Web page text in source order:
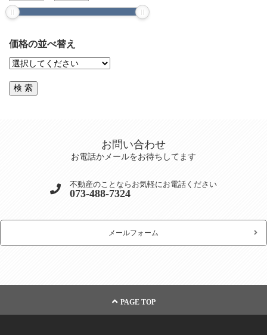
価格の並べ替え
お問い合わせ
お電話かメールをお待ちしてます
不動産のことならお気軽にお電話ください
073-488-7324
メールフォーム
PAGE TOP